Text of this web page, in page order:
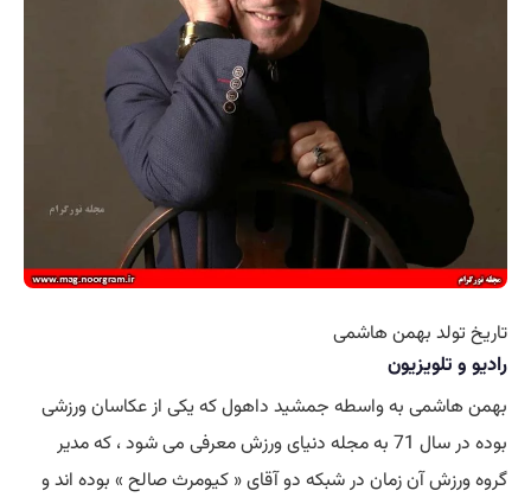
تاریخ تولد بهمن هاشمی
رادیو و تلویزیون
بهمن هاشمی به واسطه جمشید داهول که یکی از عکاسان ورزشی
بوده در سال 71 به مجله دنیای ورزش معرفی می شود ، که مدیر
گروه ورزش آن زمان در شبکه دو آقای « کیومرث صالح » بوده اند و